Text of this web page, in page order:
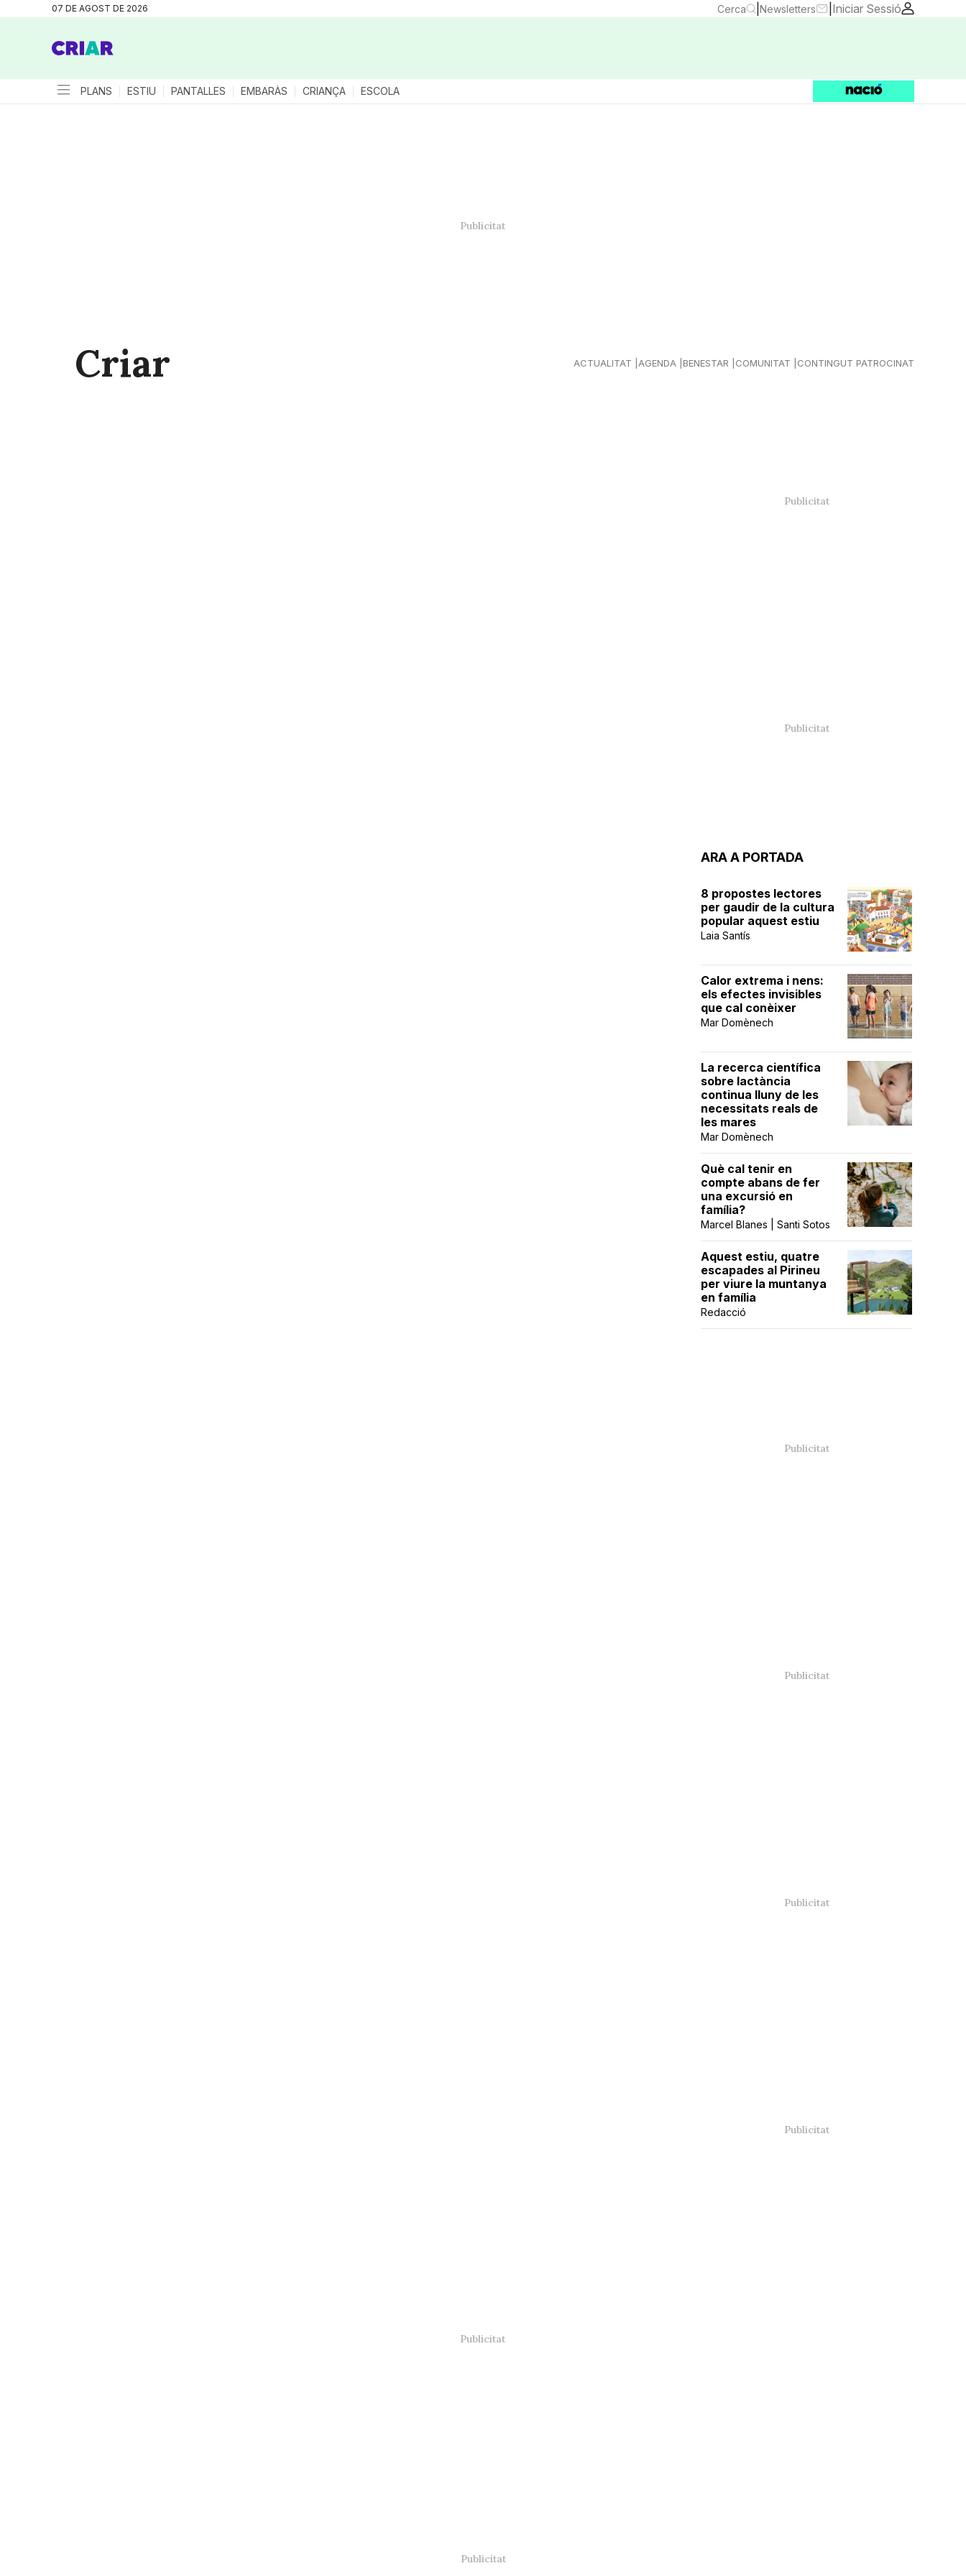
07 DE AGOST DE 2026 Cerca Newsletters Iniciar Sessió
PLANS ESTIU PANTALLES EMBARÀS CRIANÇA ESCOLA
Criar ACTUALITAT AGENDA BENESTAR COMUNITAT CONTINGUT PATROCINAT
ARA A PORTADA
8 propostes lectores
per gaudir de la cultura
popular aquest estiu
Laia Santís
Calor extrema i nens:
els efectes invisibles
que cal conèixer
Mar Domènech
La recerca científica
sobre lactància
continua lluny de les
necessitats reals de
les mares
Mar Domènech
Què cal tenir en
compte abans de fer
una excursió en
família?
Marcel Blanes | Santi Sotos
Aquest estiu, quatre
escapades al Pirineu
per viure la muntanya
en família
Redacció